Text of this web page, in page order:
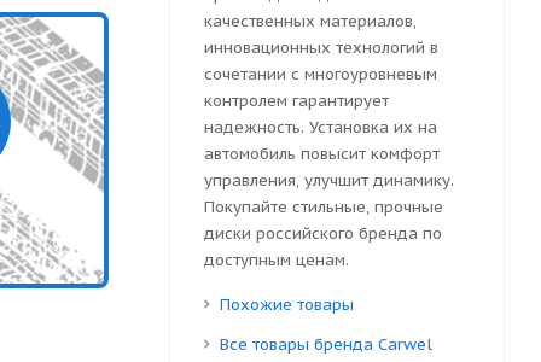
качественных материалов,
инновационных технологий в
сочетании с многоуровневым
контролем гарантирует
надежность. Установка их на
автомобиль повысит комфорт
управления, улучшит динамику.
Покупайте стильные, прочные
диски российского бренда по
доступным ценам.
Похожие товары
Все товары бренда Carwel